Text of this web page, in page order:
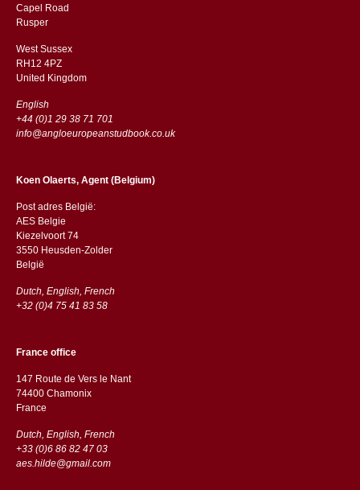
Capel Road
​​Rusper
West Sussex
RH12 4PZ
​​United Kingdom
English
+44 (0)1 29 38 71 701
info@angloeuropeanstudbook.co.uk
Koen Olaerts, Agent (Belgium)
Post adres België:
AES Belgie
Kiezelvoort 74
3550 Heusden-Zolder
België
Dutch, English, French
+32 (0)4 75 41 83 58
France office
147 Route de Vers le Nant
74400 Chamonix
France
Dutch, English, French
+33 (0)6 86 82 47 03
aes.hilde@gmail.com